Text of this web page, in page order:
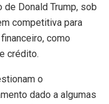
Donald Trump, sob
competitiva para
como
crédito.
o
dado a algumas